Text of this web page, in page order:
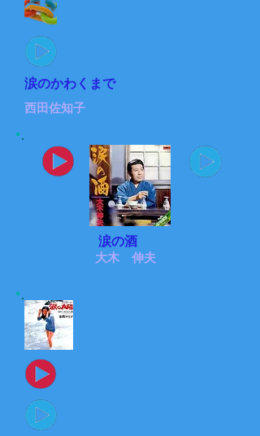
涙のかわくまで
西田佐知子
涙の酒
大木 伸夫